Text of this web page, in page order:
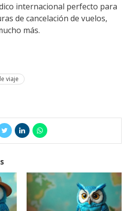
internacional perfecto para
de cancelación de vuelos,
más.
viaje